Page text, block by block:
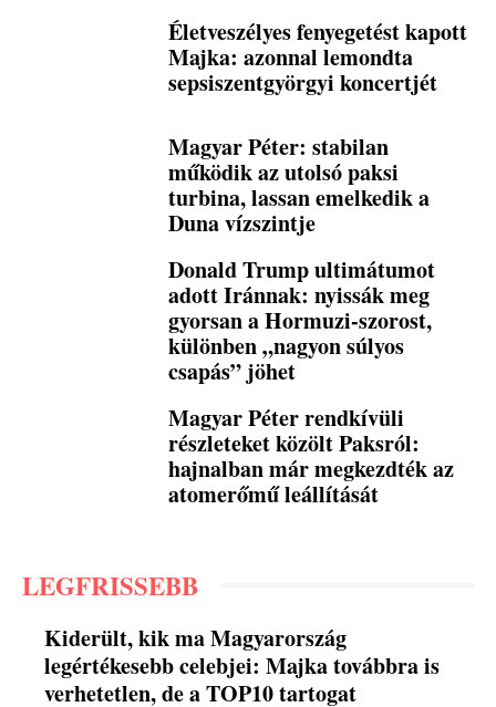
Életveszélyes fenyegetést kapott
Majka: azonnal lemondta
sepsiszentgyörgyi koncertjét
Magyar Péter: stabilan
működik az utolsó paksi
turbina, lassan emelkedik a
Duna vízszintje
Donald Trump ultimátumot
adott Iránnak: nyissák meg
gyorsan a Hormuzi-szorost,
különben „nagyon súlyos
csapás” jöhet
Magyar Péter rendkívüli
részleteket közölt Paksról:
hajnalban már megkezdték az
atomerőmű leállítását
LEGFRISSEBB
Kiderült, kik ma Magyarország
legértékesebb celebjei: Majka továbbra is
verhetetlen, de a TOP10 tartogat